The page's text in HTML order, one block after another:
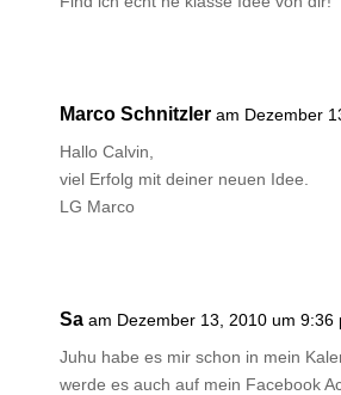
Marco Schnitzler am Dezember
Hallo Calvin,
viel Erfolg mit deiner neuen Idee.
LG Marco
Sa am Dezember 13, 2010 um 9:36
Juhu habe es mir schon in mein
werde es auch auf mein Facebook